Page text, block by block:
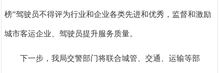
榜”驾驶员不得评为行业和企业各类先进和优秀，监督和激励
城市客运企业、驾驶员提升服务质量。
下一步，我局交警部门将联合城管、交通、运输等部